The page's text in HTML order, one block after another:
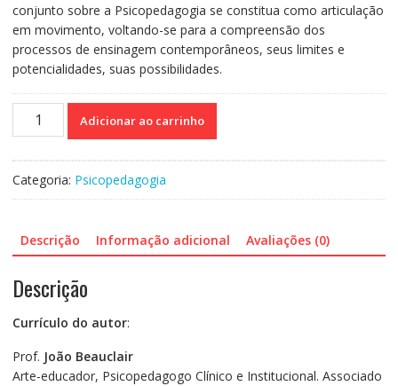
conjunto sobre a Psicopedagogia se constitua como articulação
em movimento, voltando-se para a compreensão dos
processos de ensinagem contemporâneos, seus limites e
potencialidades, suas possibilidades.
Para
entender
Adicionar ao carrinho
Categoria: Psicopedagogia
Descrição Informação adicional Avaliações (0)
Descrição
Currículo do autor:
Prof. João Beauclair
Arte-educador, Psicopedagogo Clínico e Institucional. Associado